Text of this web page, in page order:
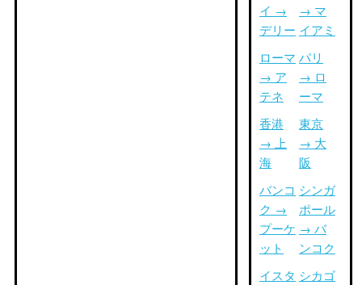
イ →
デリー
ローマ
→ ア
テネ
香港
→ 上
海
バンコ
ク →
プーケ
ット
イスタ
→ マ
イアミ
パリ
→ ロ
ーマ
東京
→ 大
阪
シンガ
ポール
→ バ
ンコク
シカゴ